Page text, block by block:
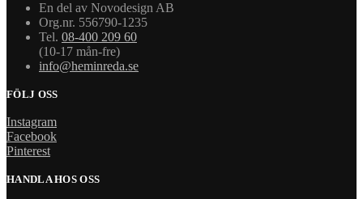
En del av Novodesign AB
Org.nr. 556790-1235
Tel. 08-400 209 60
(10-17 mån-fre)
info@heminreda.se
FÖLJ OSS
Instagram
Facebook
Pinterest
HANDLA HOS OSS